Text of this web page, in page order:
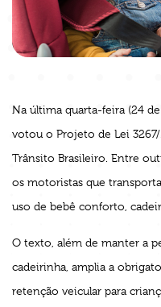
Na última quarta-feira (24
votou o Projeto de Lei
Trânsito Brasileiro. Entre
os motoristas que
uso de bebê conforto,
O texto, além de manter a
cadeirinha, amplia a
retenção veicular para